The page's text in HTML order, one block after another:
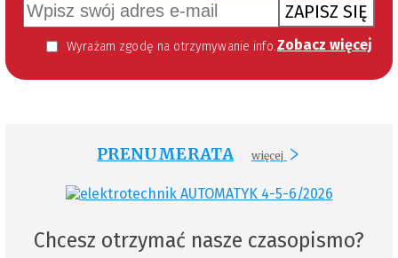
ZAPISZ SIĘ
Wyrażam zgodę na otrzymywanie informacji handlowej kierowanej do mnie za pomocą środków komunikacji elektronicznej w szczególności poczty elektronicznej zgodnie z przepisem art. 10 ust 2 ustawy z dnia 18 lipca 2002 roku o świadczeniu usług drogą elektroniczną (Dz. U. 144 z 2002 r. poz. 1204). Zgoda jest dobrowolna, jednak jej wyrażenie jest konieczne, aby otrzymywać newsletter. Zobacz więcej
PRENUMERATA więcej
Chcesz otrzymać nasze czasopismo?